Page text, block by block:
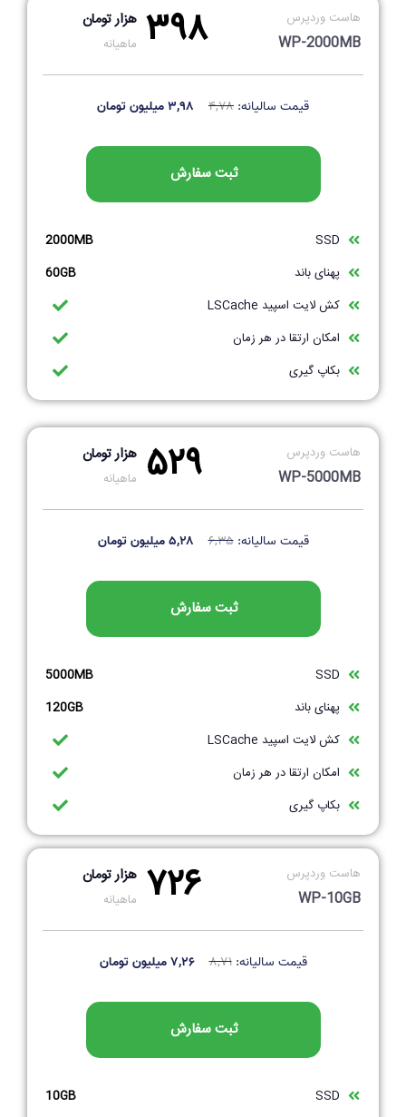
هاست وردپرس
WP-2000MB ۳۹۸ هزار تومان
ماهیانه
قیمت سالیانه: ۴,۷۸ ۳,۹۸ میلیون تومان
ثبت سفارش
SSD
پهنای باند
کش لایت اسپید LSCache
امکان ارتقا در هر زمان
بکاپ گیری
2000MB
60GB
هاست وردپرس
WP-5000MB ۵۲۹ هزار تومان
ماهیانه
قیمت سالیانه:۶,۳۵ ۵,۲۸ میلیون تومان
ثبت سفارش
SSD
پهنای باند
کش لایت اسپید LSCache
امکان ارتقا در هر زمان
بکاپ گیری
5000MB
120GB
هاست وردپرس
WP-10GB ۷۲۶ هزار تومان
ماهیانه
قیمت سالیانه:۸,۷۱ ۷,۲۶ میلیون تومان
ثبت سفارش
SSD
10GB